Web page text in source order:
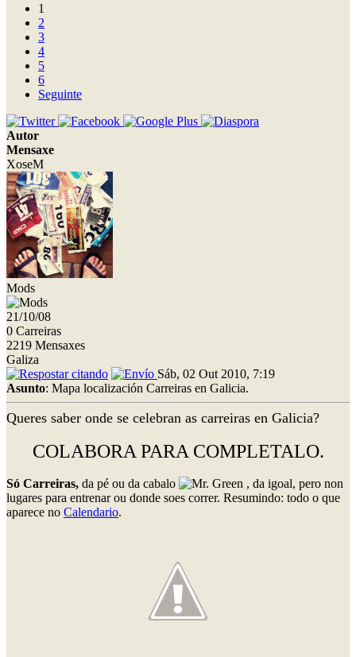
1
2
3
4
5
6
Seguinte
Autor
Mensaxe
XoseM
Mods
21/10/08
0 Carreiras
2219 Mensaxes
Galiza
Sáb, 02 Out 2010, 7:19
Asunto: Mapa localización Carreiras en Galicia.
Queres saber onde se celebran as carreiras en Galicia?
COLABORA PARA COMPLETALO.
Só Carreiras, da pé ou da cabalo
, da igoal, pero non
lugares para entrenar ou donde soes correr. Resumindo: todo o que
aparece no Calendario.